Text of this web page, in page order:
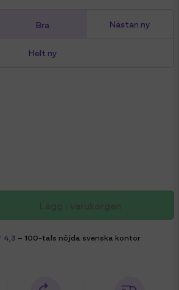
Bra Nästan ny
Helt ny
4,3 – 100-tals nöjda svenska kontor